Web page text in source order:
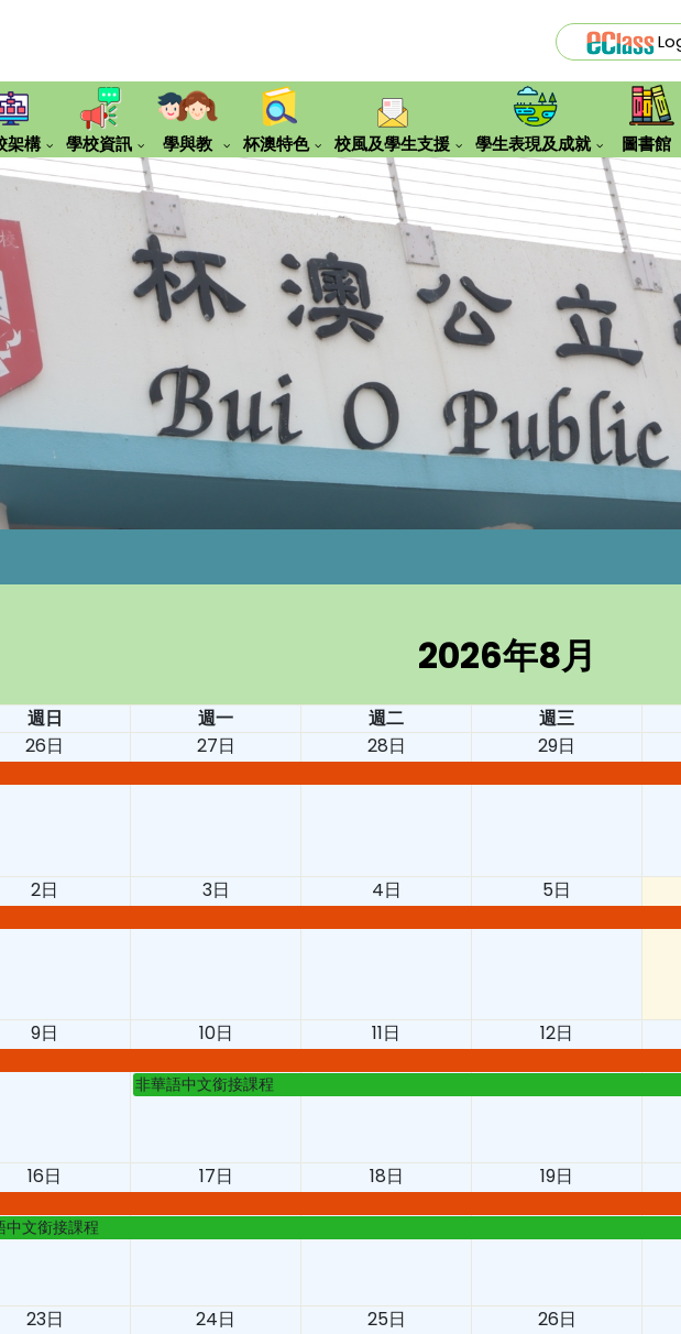
架構 學校資訊 學與教 杯澳特色 校風及學生支援 學生表現及成就 圖書館
2026年8月
週日 週一 週二
週三
26日
27日 28日 29日
2日 3日 4日 5日
9日 10日 11日 12日
非華語中文銜接課程
16日 17日 18日 19日
中文銜接課程
23日 24日 25日 26日